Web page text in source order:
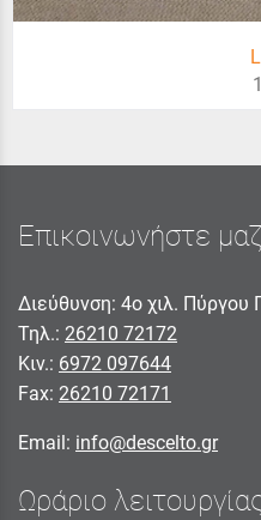
Επικοινωνήστε
Διεύθυνση: 4ο χιλ.
Τηλ.: 26210 72172
Κιν.: 6972 097644
Fax: 26210 72171
Email: info@descelto.gr
Ωράριο